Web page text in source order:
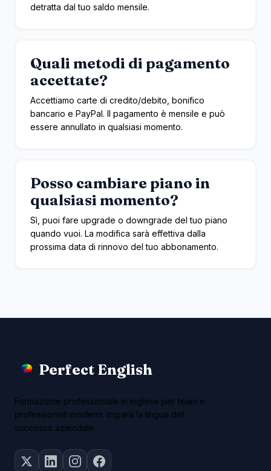
detratta dal tuo saldo mensile.
Quali metodi di pagamento
accettate?
Accettiamo carte di credito/debito, bonifico
bancario e PayPal. Il pagamento è mensile e può
essere annullato in qualsiasi momento.
Posso cambiare piano in
qualsiasi momento?
Sì, puoi fare upgrade o downgrade del tuo piano
quando vuoi. La modifica sarà effettiva dalla
prossima data di rinnovo del tuo abbonamento.
Perfect English
Formazione professionale in inglese per team e
professionisti moderni. Impara la lingua del
successo aziendale.